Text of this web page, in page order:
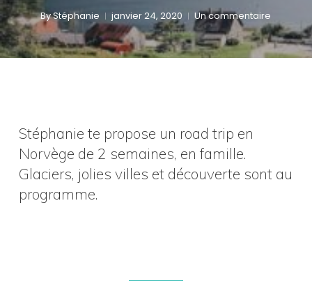
ByStéphanie janvier 24, 2020 Un commentaire
Stéphanie te propose un road trip en
Norvège de 2 semaines, en famille.
Glaciers, jolies villes et découverte sont au
programme.